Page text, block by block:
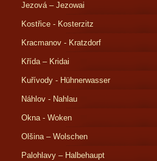
Jezová – Jezowai
Kostřice - Kosterzitz
Kracmanov - Kratzdorf
Křída – Kridai
Kuřívody - Hühnerwasser
Náhlov - Nahlau
Okna - Woken
Olšina – Wolschen
Palohlavy – Halbehaupt